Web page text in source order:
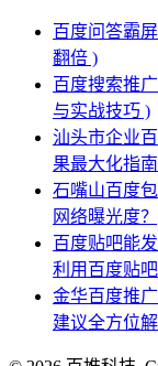
百度问答霸
翻倍 )
百度搜索推
与实战技巧 )
汕头市企业
果最大化指
石嘴山百度
网络曝光度
百度贴吧能
利用百度贴
金华百度推
建议全方位